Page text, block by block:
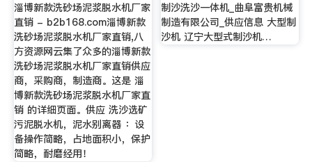
淄博新款洗砂场泥浆脱水机厂家
直销 - b2b168.com淄博新款
洗砂场泥浆脱水机厂家直销,八
方资源网云集了众多的淄博新款
洗砂场泥浆脱水机厂家直销供应
商，采购商，制造商。这是 淄
博新款洗砂场泥浆脱水机厂家直
销 的详细页面。供应 洗沙选矿
污泥脱水机，泥水别离器 ：设
备操作简略，占地面积小，保护
简略，耐磨经用！
制沙洗沙一体机_曲阜富贵机械
制造有限公司_供应信息 大型制
沙机 辽宁大型式制沙机…